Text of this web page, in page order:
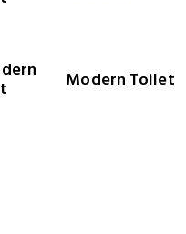
Modern Toilet